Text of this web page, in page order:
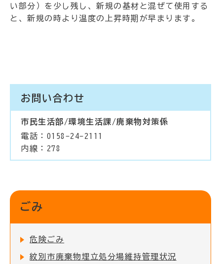
い部分）を少し残し、新規の基材と混ぜて使用する
と、新規の時より温度の上昇時期が早まります。
お問い合わせ
市民生活部/環境生活課/廃棄物対策係
電話：0158-24-2111
内線：278
ごみ
危険ごみ
紋別市廃棄物埋立処分場維持管理状況